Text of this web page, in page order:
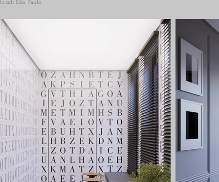
local: São Paulo